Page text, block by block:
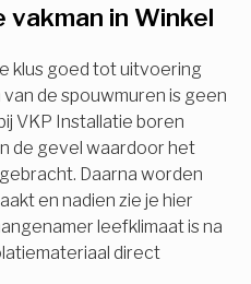
in Winkel
klus goed tot uitvoering
de spouwmuren is geen
VKP Installatie boren
de gevel waardoor het
Daarna worden
en nadien zie je hier
leefklimaat is na
direct